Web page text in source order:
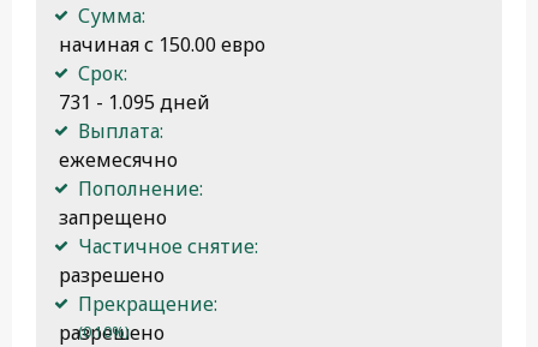
Сумма:
начиная с 150.00 евро
Срок:
731 - 1.095 дней
Выплата:
ежемесячно
Пополнение:
запрещено
Частичное снятие:
разрешено
Прекращение:
разрешено
(0.10%)